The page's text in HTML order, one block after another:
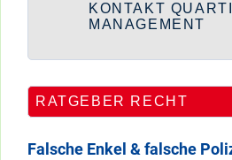
KONTAKT
MANAGEMENT
RATGEBER RECHT
Falsche Enkel & falsche